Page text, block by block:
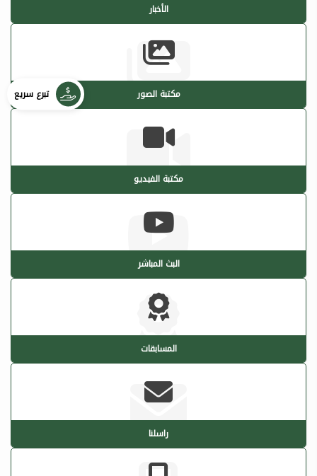
الأخبار
مكتبة الصور
مكتبة الفيديو
البث المباشر
المسابقات
راسلنا
تبرع سريع